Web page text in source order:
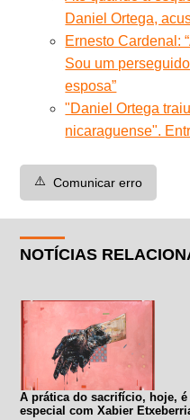
Daniel Ortega,
Ernesto Cardenal:
Sou um
esposa”
"Daniel Ortega
nicaraguense".
⚠️ Comunicar erro
NOTÍCIAS
A prática do sacrifício, hoje,
especial com Xabier